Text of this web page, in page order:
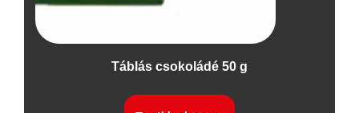
Táblás csokoládé 50 g